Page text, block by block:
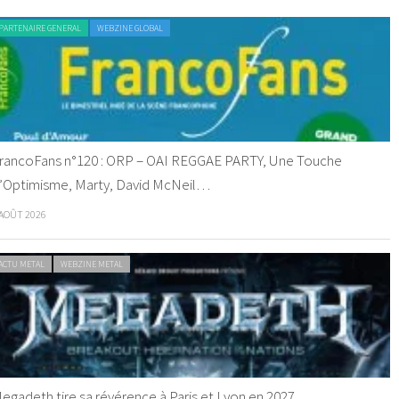
GENERAL WEBZINE GLOBAL
n°120 : ORP – OAI REGGAE PARTY, Une Touche
Marty, David McNeil…
2026
METAL WEBZINE METAL